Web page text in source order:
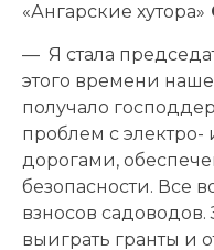
«Ангарские хутора»
— Я стала
этого времени
получало
проблем с
дорогами,
безопасности. Все
взносов садоводов.
выиграть гранты и